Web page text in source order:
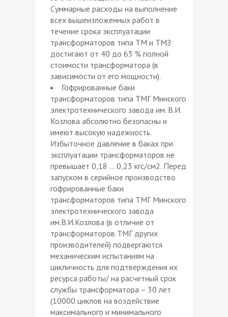
Суммарные расходы на выполнение
всех вышеизложенных работ в
течение срока эксплуатации
трансформаторов типа ТМ и ТМЗ
достигают от 40 до 63 % полной
стоимости трансформатора (в
зависимости от его мощности).
Гофрированные баки
трансформаторов типа ТМГ Минского
электротехнического завода им. В.И.
Козлова абсолютно безопасны и
имеют высокую надежность.
Избыточное давление в баках при
эксплуатации трансформаторов не
превышает 0,18 … 0,23 кгс/см2. Перед
запуском в серийное производство
гофрированные баки
трансформаторов типа ТМГ Минского
электротехнического завода
им.В.И.Козлова (в отличие от
трансформаторов ТМГ других
производителей) подвергаются
механическим испытаниям на
цикличность для подтверждения их
ресурса работы/ на расчетный срок
службы трансформатора – 30 лет
(10000 циклов на воздействие
максимального и минимального